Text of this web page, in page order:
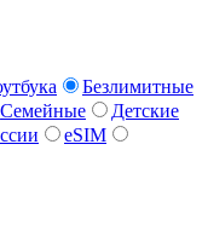
Безлимитные
Семейные
Детские
eSIM